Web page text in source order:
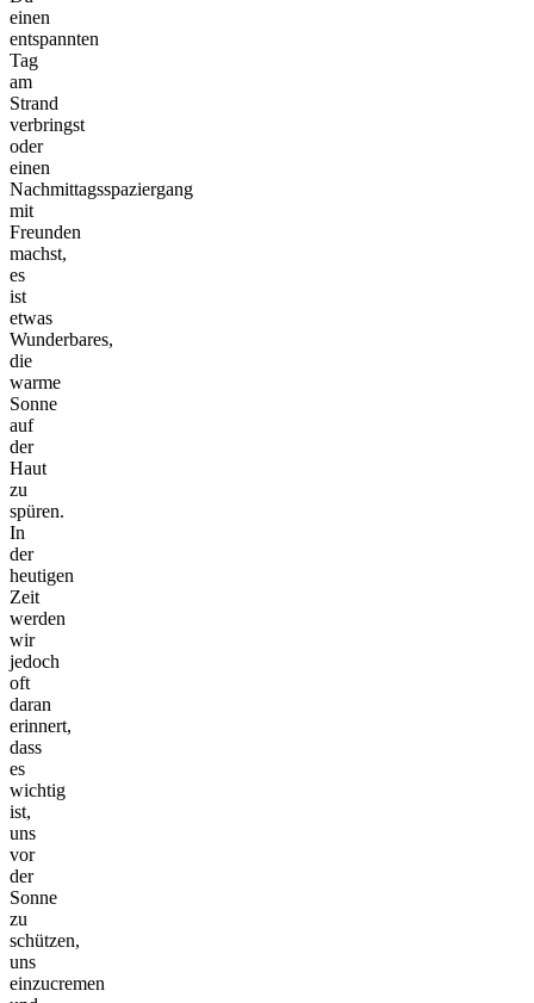
einen
entspannten
Tag
am
Strand
verbringst
oder
einen
Nachmittagsspaziergang
mit
Freunden
machst,
es
ist
etwas
Wunderbares,
die
warme
Sonne
auf
der
Haut
zu
spüren.
In
der
heutigen
Zeit
werden
wir
jedoch
oft
daran
erinnert,
dass
es
wichtig
ist,
uns
vor
der
Sonne
zu
schützen,
uns
einzucremen